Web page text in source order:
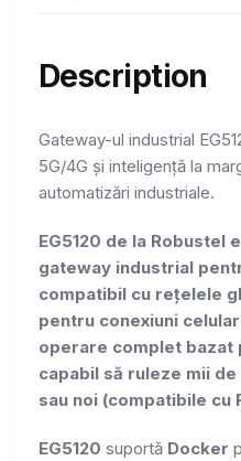
Description
Gateway-ul industrial
5G/4G și inteligență la
automatizări industriale.
EG5120 de la Robustel
gateway industrial
compatibil cu rețelele
pentru conexiuni
operare complet bazat
capabil să ruleze mii
sau noi (compatibile cu
EG5120 suportă Docker